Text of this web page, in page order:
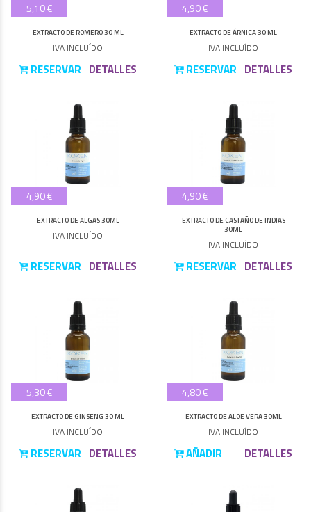
5,10 €
EXTRACTO DE ROMERO 30 ML
IVA INCLUÍDO
RESERVAR DETALLES
4,90 €
EXTRACTO DE ÁRNICA 30 ML
IVA INCLUÍDO
RESERVAR DETALLES
4,90 €
EXTRACTO DE ALGAS 30ML
IVA INCLUÍDO
RESERVAR DETALLES
4,90 €
EXTRACTO DE CASTAÑO DE INDIAS
30ML
IVA INCLUÍDO
RESERVAR DETALLES
5,30 €
EXTRACTO DE GINSENG 30 ML
IVA INCLUÍDO
RESERVAR DETALLES
4,80 €
EXTRACTO DE ALOE VERA 30ML
IVA INCLUÍDO
AÑADIR DETALLES